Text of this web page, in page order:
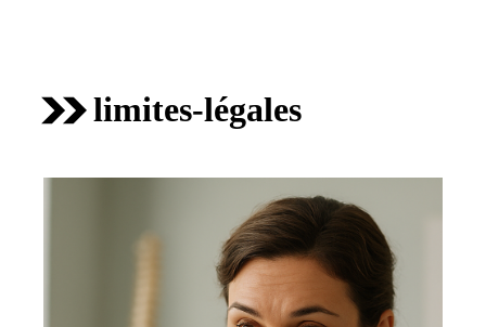
limites-légales